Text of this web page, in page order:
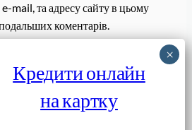
e-mail, та адресу сайту в цьому
коментарів.
Завантажити
Кредити онлайн
на картку